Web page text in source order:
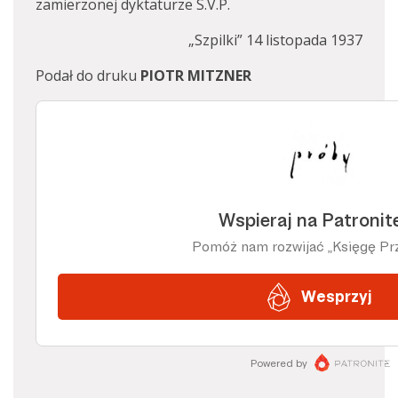
zamierzonej dyktaturze S.V.P.
„Szpilki” 14 listopada 1937
Podał do druku PIOTR MITZNER